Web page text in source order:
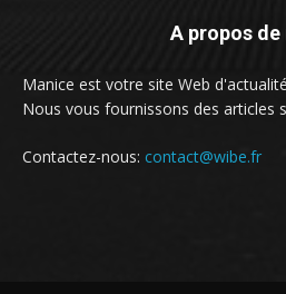
A propos de
Manice est votre site Web
Nous vous fournissons des articles
Contactez-nous: contact@wibe.fr